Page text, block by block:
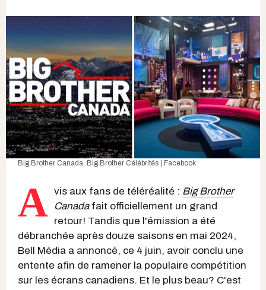
Big Brother Canada, Big Brother Célébrités | Facebook
A vis aux fans de téléréalité : Big Brother
Canadafait officiellement un grand
retour! Tandis que l'émission a été
débranchée après douze saisons en mai 2024,
Bell Média a annoncé, ce 4 juin, avoir conclu une
entente afin de ramener la populaire compétition
sur les écrans canadiens. Et le plus beau? C'est